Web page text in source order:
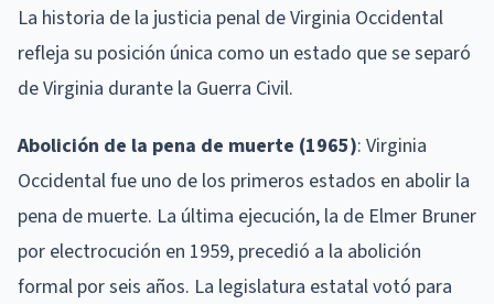
La historia de la justicia penal de Virginia Occidental
refleja su posición única como un estado que se separó
de Virginia durante la Guerra Civil.
Abolición de la pena de muerte (1965): Virginia
Occidental fue uno de los primeros estados en abolir la
pena de muerte. La última ejecución, la de Elmer Bruner
por electrocución en 1959, precedió a la abolición
formal por seis años. La legislatura estatal votó para